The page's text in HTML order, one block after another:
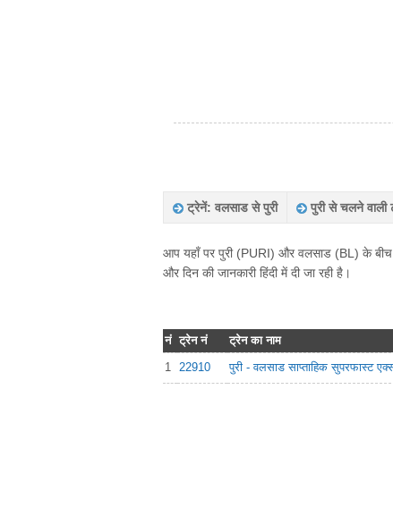
ट्रेनें: वलसाड से पुरी पुरी से चलने वाली
आप यहाँ पर पुरी (PURI) और वलसाड (BL) के बीच
और दिन की जानकारी हिंदी में दी जा रही है।
नं ट्रेन नं ट्रेन का नाम
1 22910 पुरी - वलसाड साप्ताहिक सुपरफास्ट